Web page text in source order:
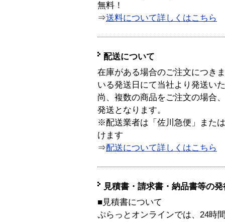
無料！
⇒送料について詳しくはこちら
配送について
在庫がある場合のご注文につき
いる発送日にて当社より発送い
尚、複数の商品をご注文の場合
発送となります。
※配送業者は「佐川急便」また
けます
⇒配送について詳しくはこちら
見積書・請求書・納品書等の
■見積書について
ぷらっとオンラインでは、24時